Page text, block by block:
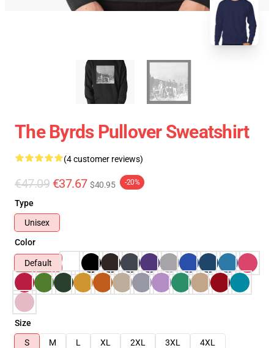
The Byrds Pullover Sweatshirt
(4 customer reviews)
€47.09 €37.67 $40.95 -20%
Type
Unisex
Color
Default
Size
S
M L XL 2XL 3XL
4XL